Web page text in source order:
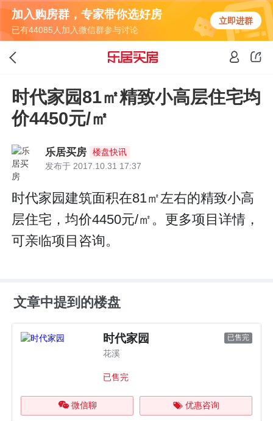
加入购房群，专家带你选好房
已有44085人加入微信群参与讨论
立即进群
时代家园81㎡精致小高层住宅均
价4450元/㎡
乐居买房
楼盘快讯
发布于 2017.10.31 17:37
时代家园建筑面积在81㎡左右的精致小高
层住宅，均价4450元/㎡。更多项目详情，
可亲临项目咨询。
文章中提到的楼盘
时代家园 已售完
花溪
已售完
微信聊 优惠咨询